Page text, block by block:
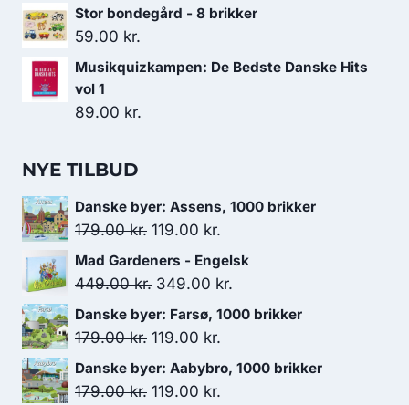
Stor bondegård - 8 brikker
59.00 kr.
Musikquizkampen: De Bedste Danske Hits
vol 1
89.00 kr.
NYE TILBUD
Danske byer: Assens, 1000 brikker
179.00kr. Den
oprindelige
pris
179.00 kr..
119.00 kr.
aktuelle
pris
Mad Gardeners - Engelsk
449.00kr. Den
oprindelige
pris
449.00 kr..
349.00 kr.
aktuelle
Danske byer: Farsø, 1000 brikker
179.00kr. Den
oprindelige
pris
119.00 kr.
aktuelle
Danske byer: Aabybro, 1000 brikker
179.00kr. Den
119.00 kr.